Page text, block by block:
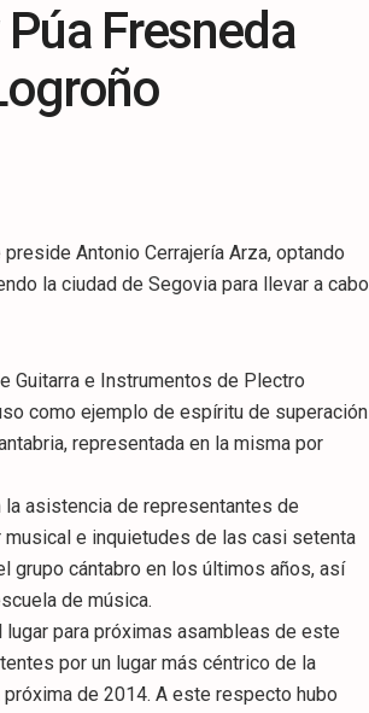
Fresneda
Antonio Cerrajería Arza, optando
la ciudad de Segovia para llevar a cabo
Guitarra e Instrumentos de Plectro
como ejemplo de espíritu de superación
representada en la misma por
la asistencia de representantes de
e inquietudes de las casi setenta
grupo cántabro en los últimos años, así
de música.
para próximas asambleas de este
por un lugar más céntrico de la
de 2014. A este respecto hubo